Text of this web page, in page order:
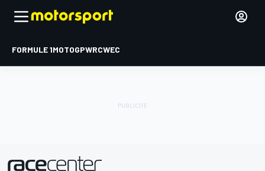
FORMULE 1MOTOGPWRCWEC